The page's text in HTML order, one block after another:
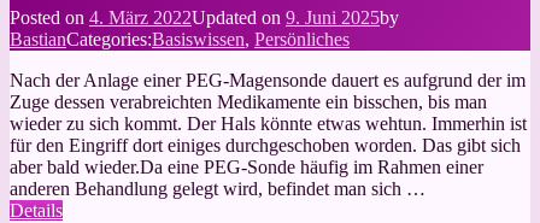
ein
Erfahrungsbericht
Posted on 4. März 2022Updated on 9. Juni 2025by
BastianCategories:Basiswissen, Persönliches
Nach der Anlage einer PEG-Magensonde dauert es aufgrund der im
Zuge dessen verabreichten Medikamente ein bisschen, bis man
wieder zu sich kommt. Der Hals könnte etwas wehtun. Immerhin ist
für den Eingriff dort einiges durchgeschoben worden. Das gibt sich
aber bald wieder.Da eine PEG-Sonde häufig im Rahmen einer
anderen Behandlung gelegt wird, befindet man sich …
Details